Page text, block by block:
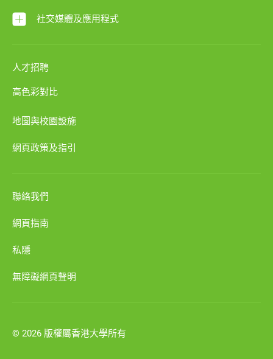
社交媒體及應用程式
人才招聘
高色彩對比
地圖與校園設施
網頁政策及指引
聯絡我們
網頁指南
私隱
無障礙網頁聲明
© 2026 版權屬香港大學所有